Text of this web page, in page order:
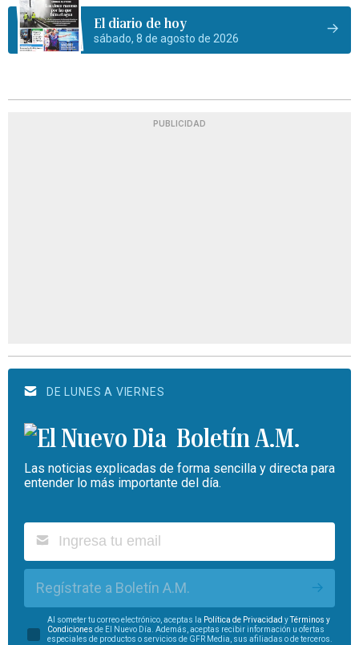
El diario de hoy
sábado, 8 de agosto de 2026
PUBLICIDAD
DE LUNES A VIERNES
Boletín A.M.
Las noticias explicadas de forma sencilla y directa para
entender lo más importante del día.
Regístrate a Boletín A.M.
Al someter tu correo electrónico, aceptas la Política de Privacidad yTérminos y
Condiciones de El Nuevo Día. Además, aceptas recibir información u ofertas
especiales de productos o servicios de GFR Media, sus afiliadas o de terceros.